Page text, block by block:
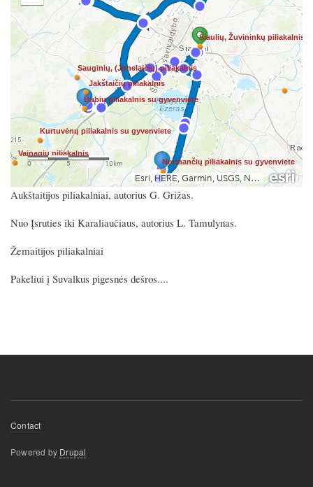
Aukštaitijos piliakalniai, autorius G. Grižas.
Nuo Įsruties iki Karaliaučiaus, autorius L. Tamulynas.
Žemaitijos piliakalniai
Pakeliui į Suvalkus pigesnės dešros....
Footer
Contact
Powered by Drupal